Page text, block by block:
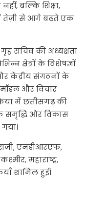
बल्कि शिक्षा,
में तेज़ी से आगे बढ़ते एक
सचिव की अध्यक्षता
क्षेत्रों के विशेषज्ञों
केंद्रीय संगठनों के
और विचार
में छत्तीसगढ़ की
समृद्धि और विकास
एनडीआरएफ,
महाराष्ट्र,
शामिल हुईं।